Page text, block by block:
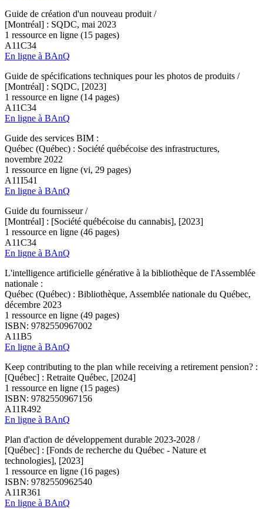
Guide de création d'un nouveau produit /
[Montréal] : SQDC, mai 2023
1 ressource en ligne (15 pages)
A11C34
En ligne à BAnQ
Guide de spécifications techniques pour les photos de produits /
[Montréal] : SQDC, [2023]
1 ressource en ligne (14 pages)
A11C34
En ligne à BAnQ
Guide des services BIM :
Québec (Québec) : Société québécoise des infrastructures,
novembre 2022
1 ressource en ligne (vi, 29 pages)
A11I541
En ligne à BAnQ
Guide du fournisseur /
[Montréal] : [Société québécoise du cannabis], [2023]
1 ressource en ligne (46 pages)
A11C34
En ligne à BAnQ
L'intelligence artificielle générative à la bibliothèque de l'Assemblée
nationale :
Québec (Québec) : Bibliothèque, Assemblée nationale du Québec,
décembre 2023
1 ressource en ligne (49 pages)
ISBN: 9782550967002
A11B5
En ligne à BAnQ
Keep contributing to the plan while receiving a retirement pension? :
[Québec] : Retraite Québec, [2024]
1 ressource en ligne (15 pages)
ISBN: 9782550967156
A11R492
En ligne à BAnQ
Plan d'action de développement durable 2023-2028 /
[Québec] : [Fonds de recherche du Québec - Nature et
technologies], [2023]
1 ressource en ligne (16 pages)
ISBN: 9782550962540
A11R361
En ligne à BAnQ